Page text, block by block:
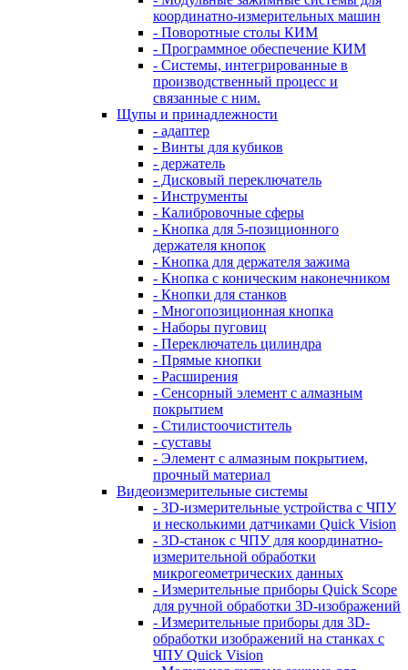
координатно-измерительных машин
- Поворотные столы КИМ
- Программное обеспечение КИМ
- Системы, интегрированные в
производственный процесс и
связанные с ним.
Щупы и принадлежности
- адаптер
- Винты для кубиков
- держатель
- Дисковый переключатель
- Инструменты
- Калибровочные сферы
- Кнопка для 5-позиционного
держателя кнопок
- Кнопка для держателя зажима
- Кнопка с коническим наконечником
- Кнопки для станков
- Многопозиционная кнопка
- Наборы пуговиц
- Переключатель цилиндра
- Прямые кнопки
- Расширения
- Сенсорный элемент с алмазным
покрытием
- Стилистоочиститель
- суставы
- Элемент с алмазным покрытием,
прочный материал
Видеоизмерительные системы
- 3D-измерительные устройства с ЧПУ
и несколькими датчиками Quick Vision
- 3D-станок с ЧПУ для координатно-
измерительной обработки
микрогеометрических данных
- Измерительные приборы Quick Scope
для ручной обработки 3D-изображений
- Измерительные приборы для 3D-
обработки изображений на станках с
ЧПУ Quick Vision